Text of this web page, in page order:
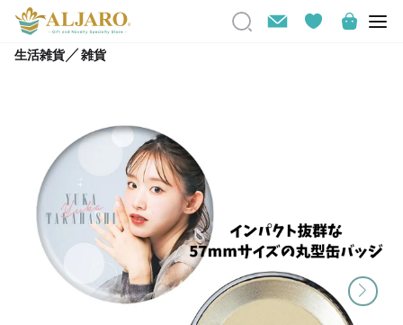
生活雑貨／雑貨